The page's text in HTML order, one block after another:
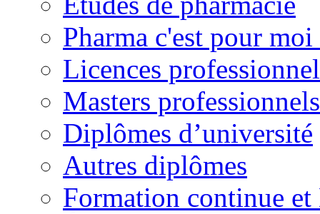
Pharma c'est pour
Licences
Masters
Diplômes d’université
Autres diplômes
Formation continue et